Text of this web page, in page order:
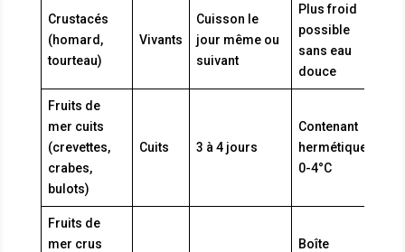
Crustacés
(homard,
tourteau)
Vivants
Cuisson le
jour même ou
suivant
Plus froid
possible
sans eau
douce
Fruits de
mer cuits
(crevettes,
crabes,
bulots)
Cuits 3 à 4 jours
Contenant
hermétique,
0-4°C
Fruits de
mer crus
Boîte